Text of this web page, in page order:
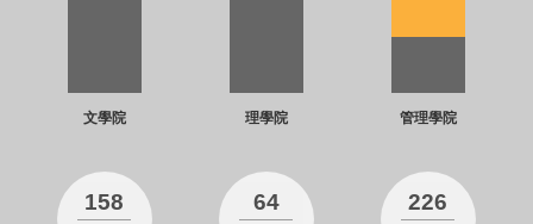
158
文學院
64
理學院
226
管理學院